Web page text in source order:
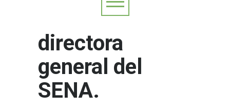
directora
general del
SENA.